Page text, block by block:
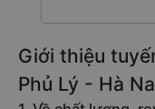
Giới thiệu
Phủ Lý - Hà